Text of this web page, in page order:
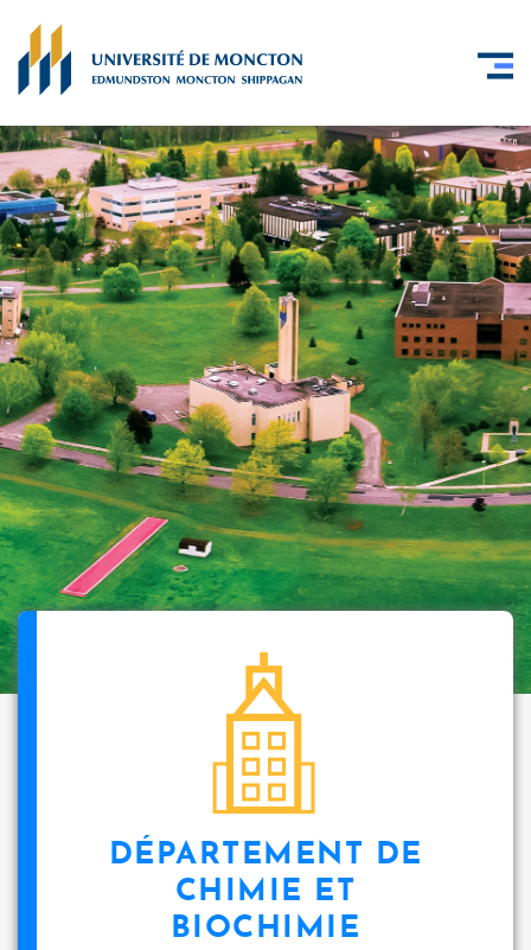
DÉPARTEMENT DE
CHIMIE ET
BIOCHIMIE